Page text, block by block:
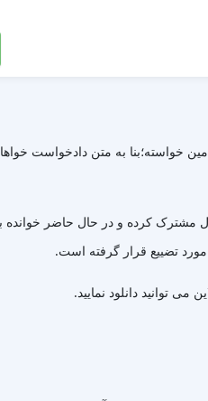
خواسته؛بنا به متن دادخواست
مشترک کرده و در حال حاضر
تضییع قرار گرفته است.